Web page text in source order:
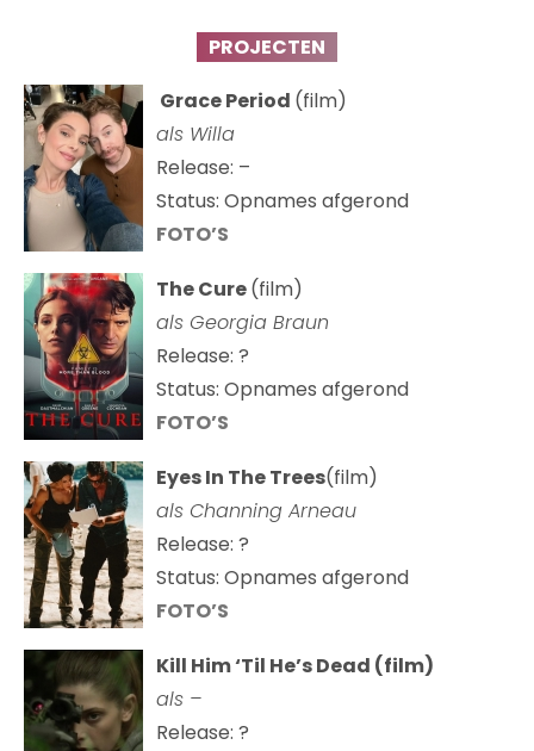
PROJECTEN
Grace Period (film)
als Willa
Release: –
Status: Opnames afgerond
FOTO’S
The Cure(film)
als Georgia Braun
Release: ?
Status: Opnames afgerond
FOTO’S
Eyes In The Trees(film)
als Channing Arneau
Release: ?
Status: Opnames afgerond
FOTO’S
Kill Him ‘Til He’s Dead (film)
als –
Release: ?